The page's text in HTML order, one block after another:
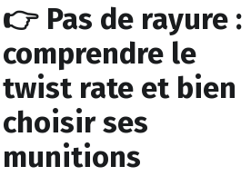
👉 Pas de rayure :
comprendre le
twist rate et bien
choisir ses
munitions